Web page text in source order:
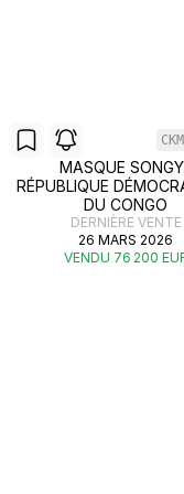
MASQUE
RÉPUBLIQUE
DU CONGO
DERNIÈRE VENTE
26 MARS 2026
VENDU 76 200